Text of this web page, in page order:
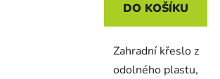
DO KOŠÍKU
Zahradní křeslo z
odolného plastu,